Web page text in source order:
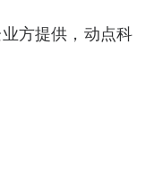
方提供，动点科